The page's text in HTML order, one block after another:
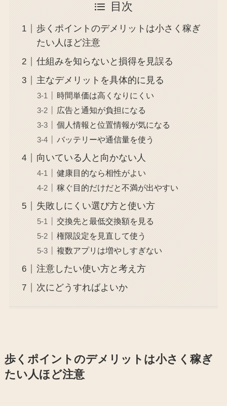
目次
歩くポイントのデメリットは小さく稼ぎ
たい人ほど注意
仕組みを知らないと損得を見誤る
主なデメリットを具体的に見る
時間単価は高くなりにくい
広告と通知が負担になる
個人情報と位置情報が気になる
バッテリーや通信量を使う
向いている人と向かない人
健康目的なら相性がよい
稼ぐ目的だけだと不満が出やすい
失敗しにくい選び方と使い方
交換先と最低交換額を見る
権限設定を見直して使う
複数アプリは増やしすぎない
注意したい使い方と考え方
次にどうすればよいか
歩くポイントのデメリットは小さく稼ぎ
たい人ほど注意